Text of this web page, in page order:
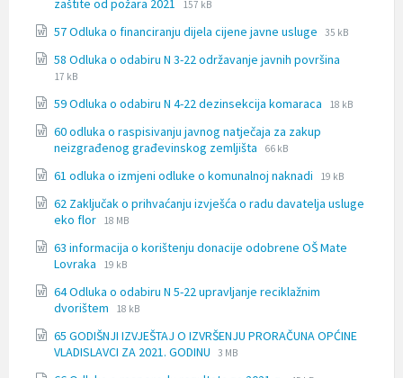
zaštite od požara 2021
doc
157 kB
57 Odluka o financiranju dijela cijene javne usluge File
docx
File
35 kB
58 Odluka o odabiru N 3-22 održavanje javnih površina
17 kB
59 Odluka o odabiru N 4-22 dezinsekcija komaraca
File
File
18 kB
60 odluka o raspisivanju javnog natječaja za zakup
neizgrađenog građevinskog zemljišta File
docx
File
66 kB
61 odluka o izmjeni odluke o komunalnoj naknadi
File
docx
File
19 kB
62 Zaključak o prihvaćanju izvješća o radu davatelja usluge
eko flor File
docx
File
18 MB
63 informacija o korištenju donacije odobrene OŠ Mate
Lovraka
File
docx
File
19 kB
64 Odluka o odabiru N 5-22 upravljanje reciklažnim
dvorištem
File
docx
File
18 kB
65 GODIŠNJI IZVJEŠTAJ O IZVRŠENJU PRORAČUNA OPĆINE
VLADISLAVCI ZA 2021. GODINU File
File
3 MB